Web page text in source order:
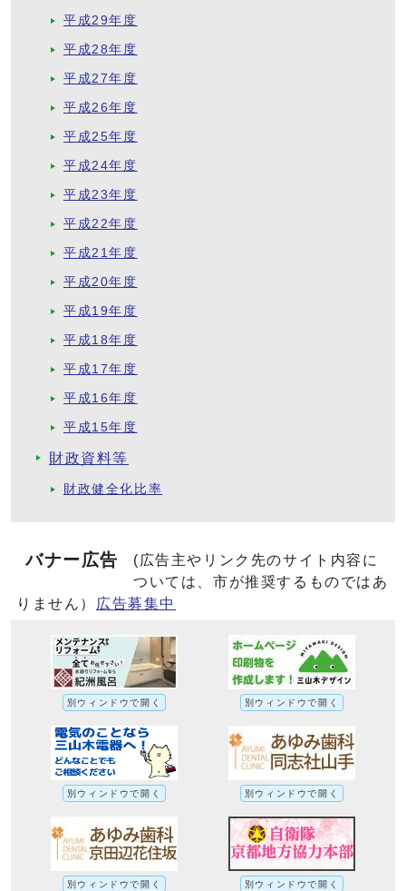
平成29年度
平成28年度
平成27年度
平成26年度
平成25年度
平成24年度
平成23年度
平成22年度
平成21年度
平成20年度
平成19年度
平成18年度
平成17年度
平成16年度
平成15年度
財政資料等
財政健全化比率
バナー広告
(広告主やリンク先のサイト内容に
ついては、市が推奨するものではあ
りません）
広告募集中
別ウィンドウで開く 別ウィンドウで開く
別ウィンドウで開く 別ウィンドウで開く
別ウィンドウで開く 別ウィンドウで開く